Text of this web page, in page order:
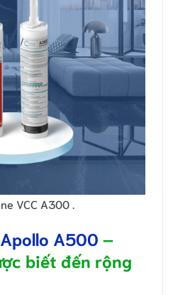
VCC A300 .
Apollo A500 –
biết đến rộng